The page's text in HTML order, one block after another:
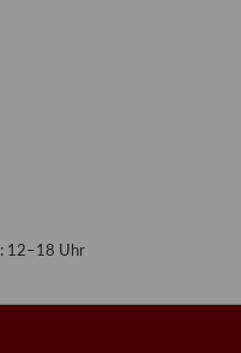
12–18 Uhr